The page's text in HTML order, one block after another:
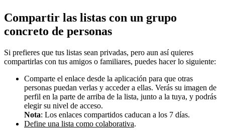
Compartir las listas con un grupo
concreto de personas
Si prefieres que tus listas sean privadas, pero aun así quieres
compartirlas con tus amigos o familiares, puedes hacer lo siguiente:
Comparte el enlace desde la aplicación para que otras
personas puedan verlas y acceder a ellas. Verás su imagen de
perfil en la parte de arriba de la lista, junto a la tuya, y podrás
elegir su nivel de acceso.
Nota: Los enlaces compartidos caducan a los 7 días.
Define una lista como colaborativa.